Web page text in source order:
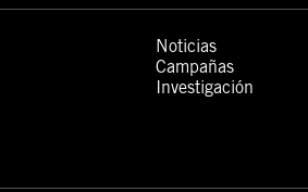
Noticias
Campañas
Investigación